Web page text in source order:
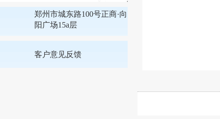
郑州市城东路100号正商·向
阳广场15a层
客户意见反馈